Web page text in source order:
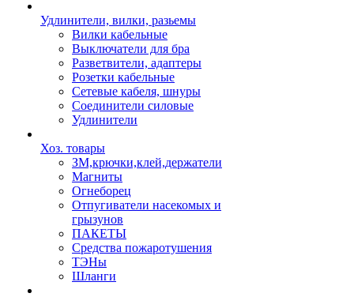
Удлинители, вилки, разьемы
Вилки кабельные
Выключатели для бра
Разветвители, адаптеры
Розетки кабельные
Сетевые кабеля, шнуры
Соединители силовые
Удлинители
Хоз. товары
ЗМ,крючки,клей,держатели
Магниты
Огнеборец
Отпугиватели насекомых и
грызунов
ПАКЕТЫ
Средства пожаротушения
ТЭНы
Шланги